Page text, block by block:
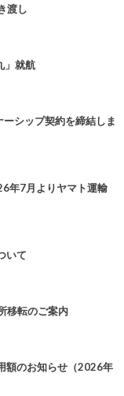
渡し
」就航
シップ契約を締結しま
年7月よりヤマト運輸
いて
移転のご案内
額のお知らせ（2026年